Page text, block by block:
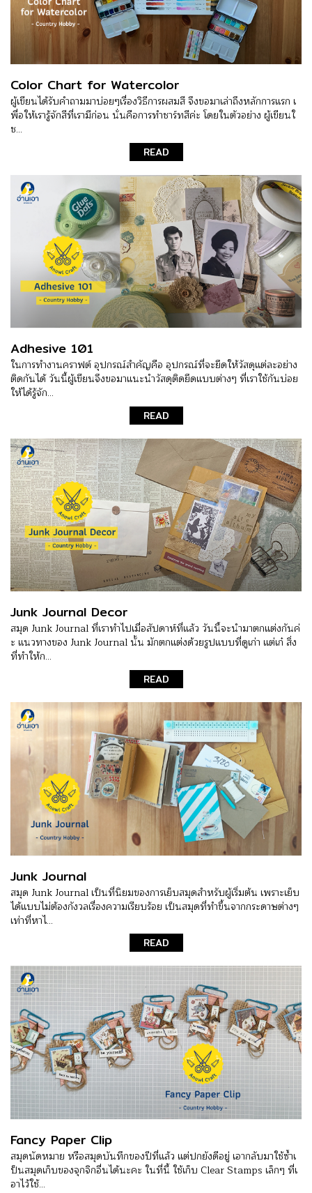
Color Chart for Watercolor
ผู้เขียนได้รับคำถามมาบ่อยๆเรื่องวิธีการผสมสี จึงขอมาเล่าถึงหลักการแรก เ
พื่อให้เรารู้จักสีที่เรามีก่อน นั่นคือการทำชาร์ทสีค่ะ โดยในตัวอย่าง ผู้เขียนใ
ช...
READ
Adhesive 101
ในการทำงานคราฟต์ อุปกรณ์สำคัญคือ อุปกรณ์ที่จะยึดให้วัสดุแต่ละอย่าง
ติดกันได้ วันนี้ผู้เขียนจึงขอมาแนะนำวัสดุติดยึดแบบต่างๆ ที่เราใช้กันบ่อย
ให้ได้รู้จัก...
READ
Junk Journal Decor
สมุด Junk Journal ที่เราทำไปเมื่อสัปดาห์ที่แล้ว วันนี้จะนำมาตกแต่งกันค่
ะ แนวทางของ Junk Journal นั้น มักตกแต่งด้วยรูปแบบที่ดูเก่า แต่เก๋ สิ่ง
ที่ทำให้ก...
READ
Junk Journal
สมุด Junk Journal เป็นที่นิยมของการเย็บสมุดสำหรับผู้เริ่มต้น เพราะเย็บ
ได้แบบไม่ต้องกังวลเรื่องความเรียบร้อย เป็นสมุดที่ทำขึ้นจากกระดาษต่างๆ
เท่าที่หาไ...
READ
Fancy Paper Clip
สมุดนัดหมาย หรือสมุดบันทึกของปีที่แล้ว แต่ปกยังดีอยู่ เอากลับมาใช้ซ้ำเ
ป็นสมุดเก็บของจุกจิกอื่นได้นะคะ ในที่นี้ ใช้เก็บ Clear Stamps เล็กๆ ที่เ
อาไว้ใช้...